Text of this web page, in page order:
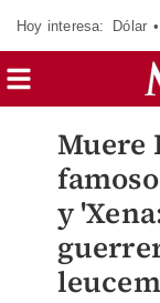
Hoy interesa: Dólar
Muere
y